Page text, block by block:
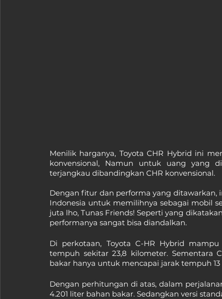
Menilik harganya, Toyota CHR Hybrid ini
konvensional, Namun untuk uang yang
terjangkau dibandingkan CHR konvensional.
Dengan fitur dan performa yang ditawarkan,
Indonesia untuk memilihnya sebagai mobil
juta lho, Tunas Friends! Seperti yang
performanya sangat bisa diandalkan.
Di perkotaan, Toyota C-HR Hybrid
tempuh sekitar 23,8 kilometer. Sementara
bakar hanya untuk mencapai jarak tempuh
Dengan perhitungan di atas, dalam
4.201 liter bahan bakar. Sedangkan versi